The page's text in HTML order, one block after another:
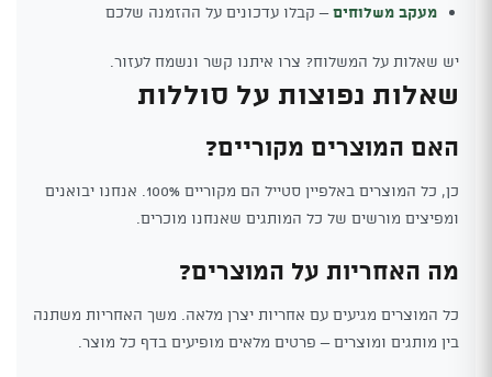
מעקב משלוחים– קבלו עדכונים על ההזמנה שלכם
יש שאלות על המשלוח? צרו איתנו קשר ונשמח לעזור.
שאלות נפוצות על סוללות
האם המוצרים מקוריים?
כן, כל המוצרים באלפיין סטייל הם מקוריים 100%. אנחנו יבואנים
ומפיצים מורשים של כל המותגים שאנחנו מוכרים.
מה האחריות על המוצרים?
כל המוצרים מגיעים עם אחריות יצרן מלאה. משך האחריות משתנה
בין מותגים ומוצרים – פרטים מלאים מופיעים בדף כל מוצר.